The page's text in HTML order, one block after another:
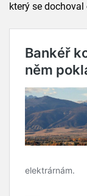
který se